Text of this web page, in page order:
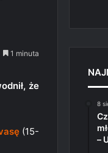
1 minuta
że
(15-
8
–